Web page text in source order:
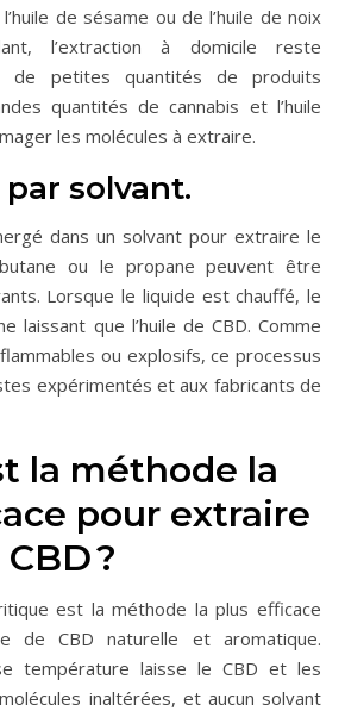
l’huile de sésame ou de l’huile de noix
l’extraction à domicile reste
de petites quantités de produits
quantités de cannabis et l’huile
les molécules à extraire.
solvant.
dans un solvant pour extraire le
butane ou le propane peuvent être
Lorsque le liquide est chauffé, le
laissant que l’huile de CBD. Comme
ou explosifs, ce processus
expérimentés et aux fabricants de
la méthode la
pour extraire
?
est la méthode la plus efficace
de CBD naturelle et aromatique.
température laisse le CBD et les
inaltérées, et aucun solvant